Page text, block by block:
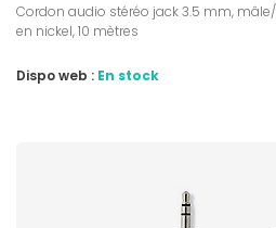
Cordon audio stéréo jack 3.5 mm,
en nickel, 10 mètres
Dispo web : En stock